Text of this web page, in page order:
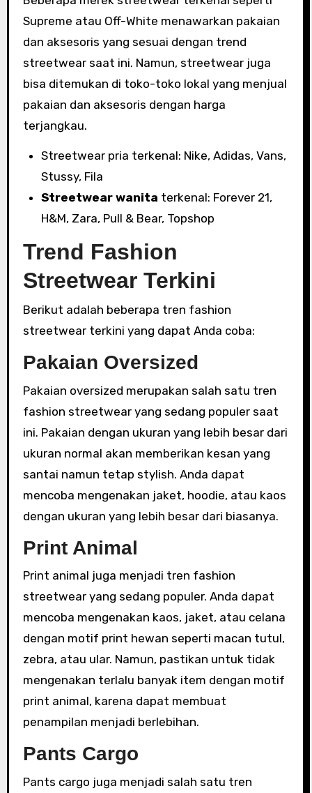
Supreme atau Off-White menawarkan pakaian
dan aksesoris yang sesuai dengan trend
streetwear saat ini. Namun, streetwear juga
bisa ditemukan di toko-toko lokal yang menjual
pakaian dan aksesoris dengan harga
terjangkau.
Streetwear pria terkenal: Nike, Adidas, Vans,
Stussy, Fila
Streetwear wanita terkenal: Forever 21,
H&M, Zara, Pull & Bear, Topshop
Trend Fashion
Streetwear Terkini
Berikut adalah beberapa tren fashion
streetwear terkini yang dapat Anda coba:
Pakaian Oversized
Pakaian oversized merupakan salah satu tren
fashion streetwear yang sedang populer saat
ini. Pakaian dengan ukuran yang lebih besar dari
ukuran normal akan memberikan kesan yang
santai namun tetap stylish. Anda dapat
mencoba mengenakan jaket, hoodie, atau kaos
dengan ukuran yang lebih besar dari biasanya.
Print Animal
Print animal juga menjadi tren fashion
streetwear yang sedang populer. Anda dapat
mencoba mengenakan kaos, jaket, atau celana
dengan motif print hewan seperti macan tutul,
zebra, atau ular. Namun, pastikan untuk tidak
mengenakan terlalu banyak item dengan motif
print animal, karena dapat membuat
penampilan menjadi berlebihan.
Pants Cargo
Pants cargo juga menjadi salah satu tren